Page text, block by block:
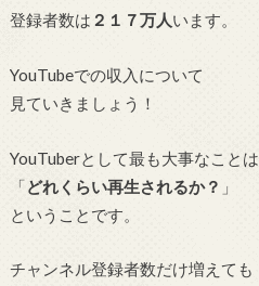
登録者数は ２１７万人います。
YouTubeでの収入について
見ていきましょう！
YouTuberとして最も大事なことは
「どれくらい再生されるか？ 」
ということです。
チャンネル登録者数だけ増えても